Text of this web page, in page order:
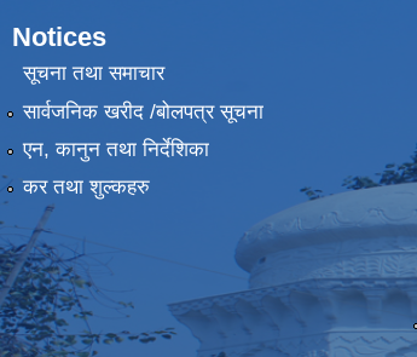
Notices
सूचना तथा समाचार
सार्वजनिक खरीद /बोलपत्र सूचना
एन, कानुन तथा निर्देशिका
कर तथा शुल्कहरु